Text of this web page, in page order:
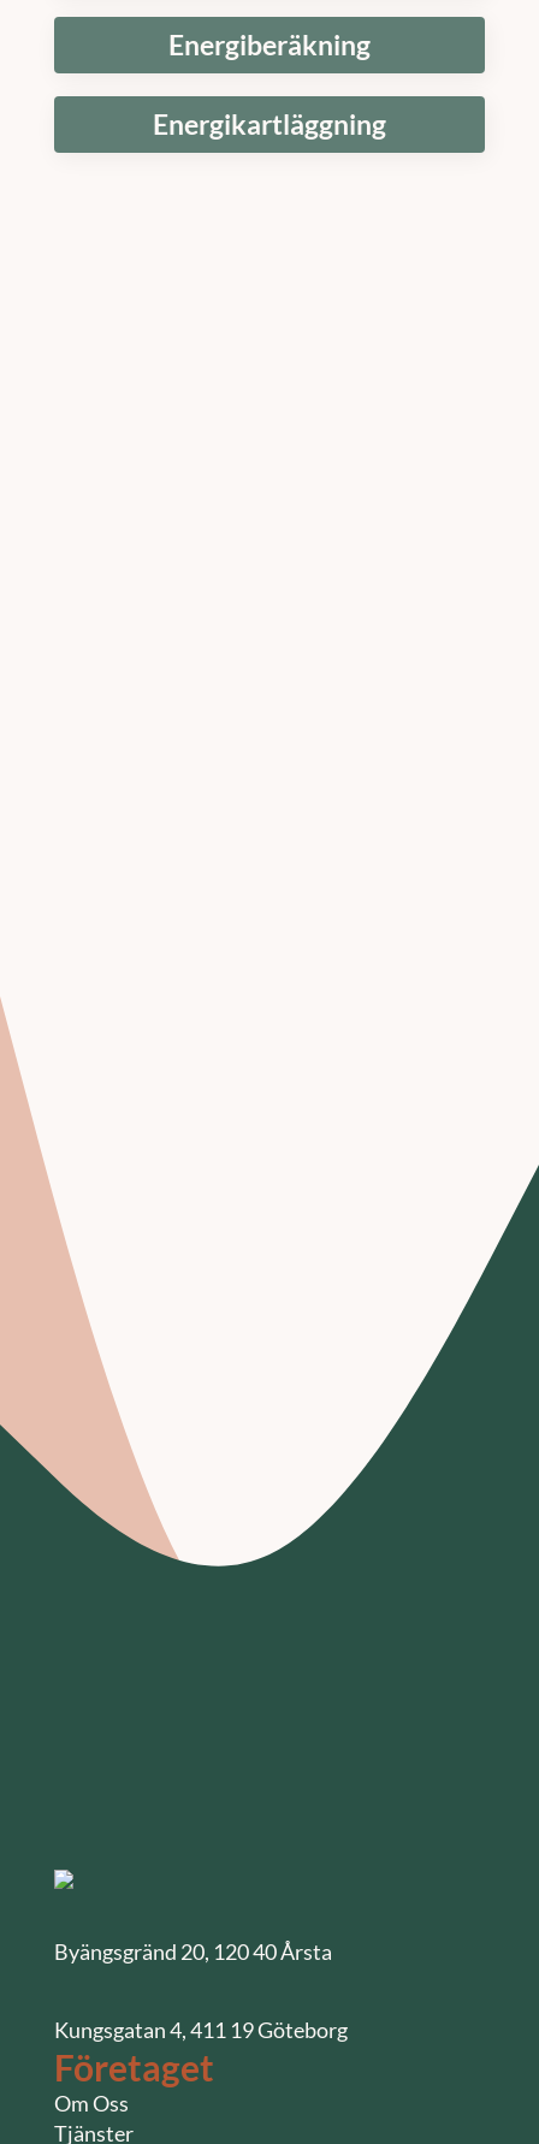
Energiberäkning
Energikartläggning
Byängsgränd 20, 120 40 Årsta
Kungsgatan 4, 411 19 Göteborg
Företaget
Om Oss
Tjänster